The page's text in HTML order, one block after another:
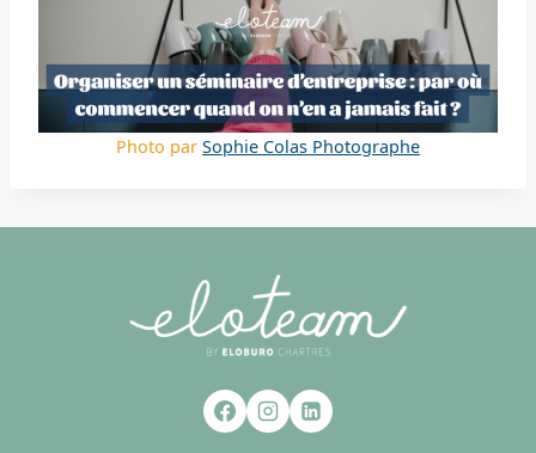
Photo par Sophie Colas Photographe